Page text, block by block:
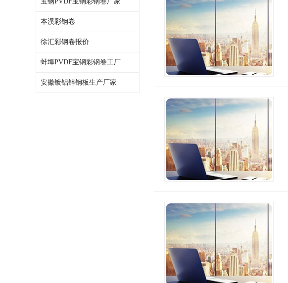
本溪彩钢卷
徐汇彩钢卷报价
蚌埠PVDF宝钢彩钢卷工厂
安徽镀铝锌钢板生产厂家